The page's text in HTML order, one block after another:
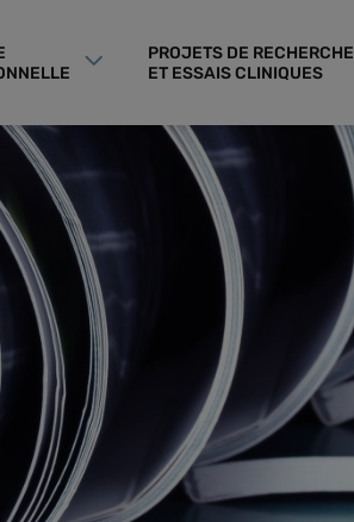
PROJETS DE RECHERCHE
ET ESSAIS CLINIQUES